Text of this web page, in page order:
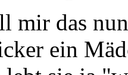
mir das
ein